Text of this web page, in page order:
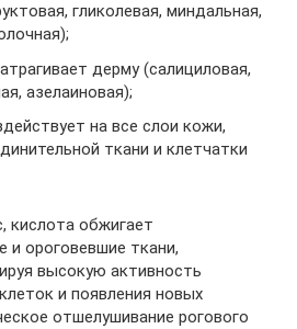
гликолевая, миндальная,
дерму (салициловая,
азелаиновая);
на все слои кожи,
ткани и клетчатки
кислота обжигает
и ороговевшие ткани,
высокую активность
и появления новых
отшелушивание рогового